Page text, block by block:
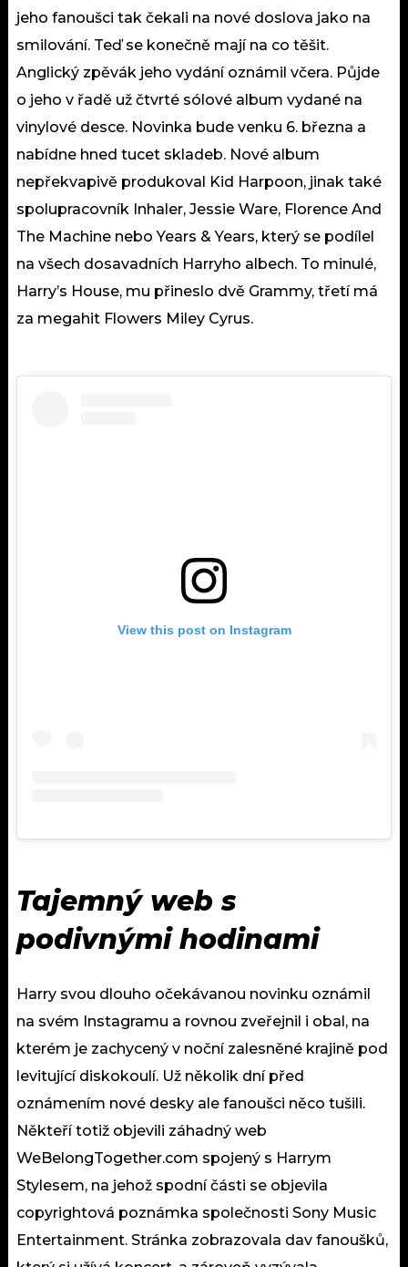
jeho fanoušci tak čekali na nové doslova jako na
smilování. Teď se konečně mají na co těšit.
Anglický zpěvák jeho vydání oznámil včera. Půjde
o jeho v řadě už čtvrté sólové album vydané na
vinylové desce. Novinka bude venku 6. března a
nabídne hned tucet skladeb. Nové album
nepřekvapivě produkoval Kid Harpoon, jinak také
spolupracovník Inhaler, Jessie Ware, Florence And
The Machine nebo Years & Years, který se podílel
na všech dosavadních Harryho albech. To minulé,
Harry’s House, mu přineslo dvě Grammy, třetí má
za megahit Flowers Miley Cyrus.
View this post on Instagram
Tajemný web s
podivnými hodinami
Harry svou dlouho očekávanou novinku oznámil
na svém Instagramu a rovnou zveřejnil i obal, na
kterém je zachycený v noční zalesněné krajině pod
levitující diskokoulí. Už několik dní před
oznámením nové desky ale fanoušci něco tušili.
Někteří totiž objevili záhadný web
WeBelongTogether.com spojený s Harrym
Stylesem, na jehož spodní části se objevila
copyrightová poznámka společnosti Sony Music
Entertainment. Stránka zobrazovala dav fanoušků,